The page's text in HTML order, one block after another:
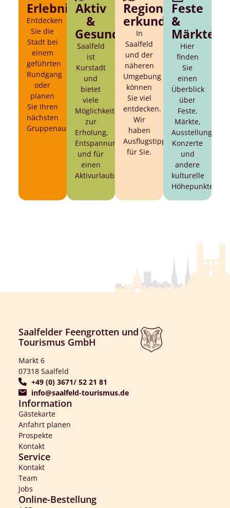
Erlebnisse
Entdecken
Sie die
Stadt bei
einem
geführten
Rundgang
oder
planen
Sie Ihren
nächsten
Gruppenausflug.
Aktiv
&
Gesund
Saalfeld
ist
Kurstadt
und
bietet
viele
Möglichkeiten
zur
Erholung,
Entspannung
und für
einen
Aktivurlaub.
Region
erkunden
In
Saalfeld
und der
näheren
Umgebung
können
Sie viel
entdecken.
Wir
haben
Ausflugstipps
für Sie.
Feste
&
Märkte
Hier
finden
Sie
einen
Überblick
über
Feste,
Märkte,
Ausstellungen,
Konzerte
und
andere
kulturelle
Höhepunkte.
Saalfelder Feengrotten und
Tourismus GmbH
Markt 6
07318 Saalfeld
+49 (0) 3671/ 52 21 81
info@saalfeld-tourismus.de
Information
Gästekarte
Anfahrt planen
Prospekte
Kontakt
Service
Kontakt
Team
Jobs
Online-Bestellung